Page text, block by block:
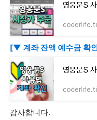
[▼ 계좌 잔액 예수금 확
영웅문S
감사합니다.